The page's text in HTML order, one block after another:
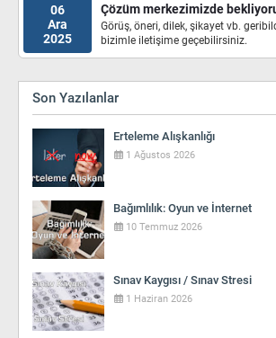
06
Ara
2025
Çözüm merkezimizde
Görüş, öneri, dilek, şikayet vb.
bizimle iletişime geçebilirsiniz.
Son Yazılanlar
Erteleme Alışkanlığı
1 Ağustos 2026
Bağımlılık: Oyun ve İnternet
10 Temmuz 2026
Sınav Kaygısı / Sınav Stresi
1 Haziran 2026